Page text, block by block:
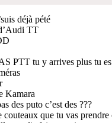
déjà pété
TT
PTT tu y arrives plus tu
Kamara
des puto c’est des ???
couteaux que tu vas prendre